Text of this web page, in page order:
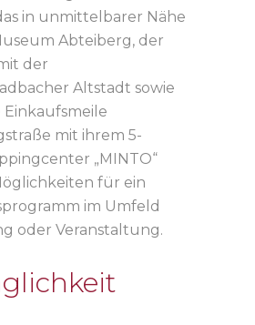
in unmittelbarer Nähe
Abteiberg, der
der
Altstadt sowie
mit ihrem 5-
„MINTO“
für ein
im Umfeld
oder Veranstaltung.